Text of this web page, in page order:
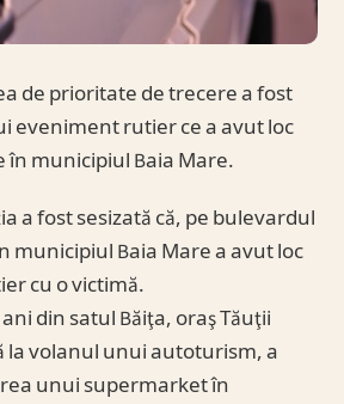
de prioritate de trecere a fost
eveniment rutier ce a avut loc
în municipiul Baia Mare.
a fost sesizată că, pe bulevardul
municipiul Baia Mare a avut loc
cu o victimă.
din satul Băiţa, oraş Tăuţii
la volanul unui autoturism, a
unui supermarket în